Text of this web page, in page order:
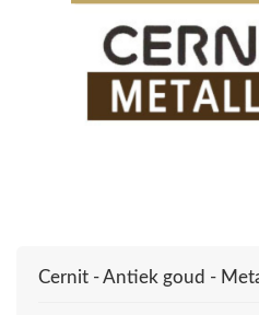
Cernit - Antiek goud -